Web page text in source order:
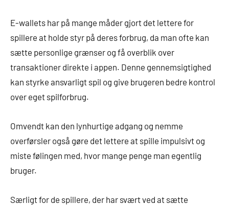
E-wallets har på mange måder gjort det lettere for
spillere at holde styr på deres forbrug, da man ofte kan
sætte personlige grænser og få overblik over
transaktioner direkte i appen. Denne gennemsigtighed
kan styrke ansvarligt spil og give brugeren bedre kontrol
over eget spilforbrug.
Omvendt kan den lynhurtige adgang og nemme
overførsler også gøre det lettere at spille impulsivt og
miste følingen med, hvor mange penge man egentlig
bruger.
Særligt for de spillere, der har svært ved at sætte